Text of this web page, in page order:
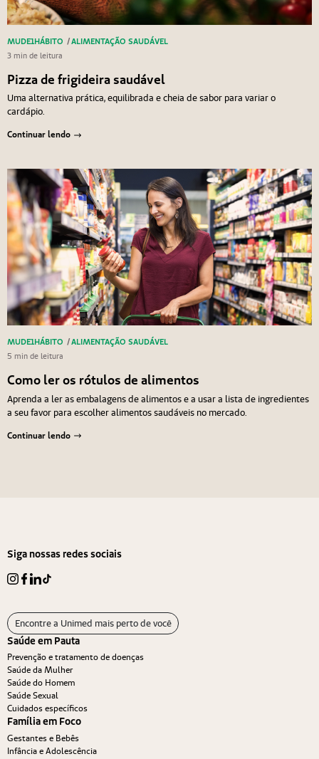
MUDE1HÁBITO /ALIMENTAÇÃO SAUDÁVEL
3 min de leitura
Pizza de frigideira saudável
Uma alternativa prática, equilibrada e cheia de sabor para variar o
cardápio.
Continuar lendo
MUDE1HÁBITO /ALIMENTAÇÃO SAUDÁVEL
5 min de leitura
Como ler os rótulos de alimentos
Aprenda a ler as embalagens de alimentos e a usar a lista de ingredientes
a seu favor para escolher alimentos saudáveis no mercado.
Continuar lendo
Siga nossas redes sociais
Encontre a Unimed mais perto de você
Saúde em Pauta
Prevenção e tratamento de doenças
Saúde da Mulher
Saúde do Homem
Saúde Sexual
Cuidados específicos
Família em Foco
Gestantes e Bebês
Infância e Adolescência